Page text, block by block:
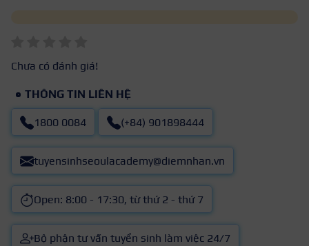
Chưa có đánh giá!
THÔNG TIN LIÊN HỆ
1800 0084 (+84) 901898444
tuyensinhseoulacademy@diemnhan.vn
Open: 8:00 - 17:30, từ thứ 2 - thứ 7
Bộ phận tư vấn tuyển sinh làm việc 24/7